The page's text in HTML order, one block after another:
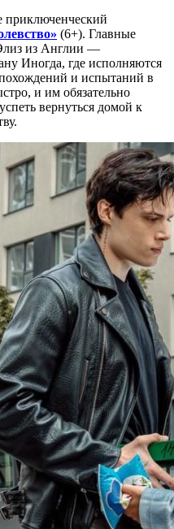
приключенческий
(6+). Главные
из Англии —
Иногда, где исполняются
и испытаний в
и им обязательно
вернуться домой к